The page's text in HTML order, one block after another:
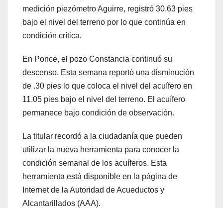
medición piezómetro Aguirre, registró 30.63 pies
bajo el nivel del terreno por lo que continúa en
condición crítica.
En Ponce, el pozo Constancia continuó su
descenso. Esta semana reportó una disminución
de .30 pies lo que coloca el nivel del acuífero en
11.05 pies bajo el nivel del terreno. El acuífero
permanece bajo condición de observación.
La titular recordó a la ciudadanía que pueden
utilizar la nueva herramienta para conocer la
condición semanal de los acuíferos. Esta
herramienta está disponible en la página de
Internet de la Autoridad de Acueductos y
Alcantarillados (AAA).